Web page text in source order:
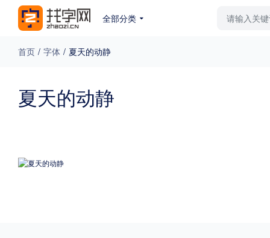
全部分类
免费下载 收费下载
首页 / 字体 / 夏天的动静
夏天的动静